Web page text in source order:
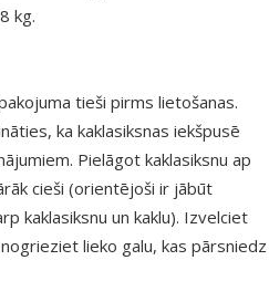
kg.
tieši pirms lietošanas.
ka kaklasiksnas iekšpusē
Pielāgot kaklasiksnu ap
cieši (orientējoši ir jābūt
kaklasiksnu un kaklu). Izvelciet
lieko galu, kas pārsniedz